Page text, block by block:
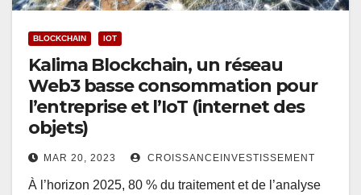
BLOCKCHAIN IOT
Kalima Blockchain, un réseau
Web3 basse consommation pour
l’entreprise et l’IoT (internet des
objets)
MAR 20, 2023 CROISSANCEINVESTISSEMENT
À l’horizon 2025, 80 % du traitement et de l’analyse